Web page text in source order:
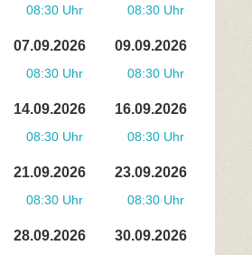
08:30 Uhr 08:30 Uhr
07.09.2026
08:30 Uhr
09.09.2026
08:30 Uhr
14.09.2026
08:30 Uhr
16.09.2026
08:30 Uhr
21.09.2026
08:30 Uhr
23.09.2026
08:30 Uhr
28.09.2026 30.09.2026